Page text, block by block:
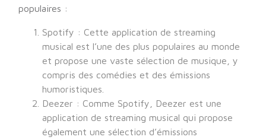
populaires :
Spotify : Cette application de streaming
musical est l’une des plus populaires au monde
et propose une vaste sélection de musique, y
compris des comédies et des émissions
humoristiques.
Deezer : Comme Spotify, Deezer est une
application de streaming musical qui propose
également une sélection d’émissions